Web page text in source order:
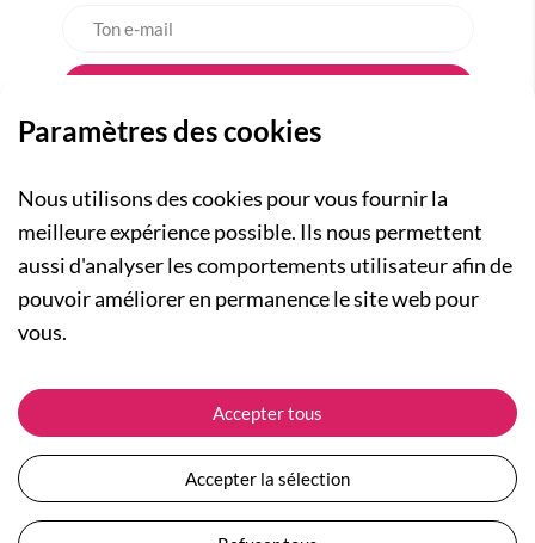
A PROPOS
Qui sommes-nous ?
Actualités
Nos engagements
Plan du site
Devenir revendeur
NOS RUBRIQUES
Collection Femme
Collection Enfants
Les Totebags
Nos différents thèmes
ASSISTANCE
Suivre ma commande
Expédition et livraison
Retour et remboursement
Moyens de paiement
Paramètres des cookies
Nous utilisons des cookies pour vous fournir la
meilleure expérience possible. Ils nous permettent
aussi d'analyser les comportements utilisateur afin de
pouvoir améliorer en permanence le site web pour
vous.
Accepter tous
Accepter la sélection